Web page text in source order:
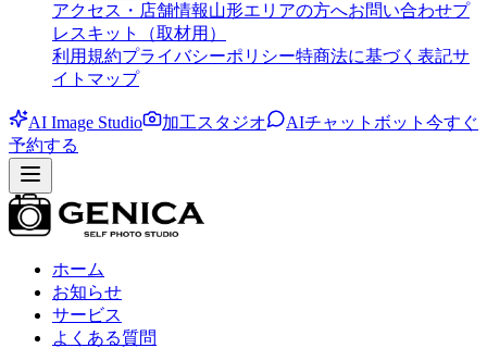
アクセス・店舗情報山形エリアの方へお問い合わせプ
レスキット（取材用）
利用規約プライバシーポリシー特商法に基づく表記サ
イトマップ
AI Image Studio 加工スタジオ AIチャットボット 今すぐ
予約する
ホーム
お知らせ
サービス
よくある質問